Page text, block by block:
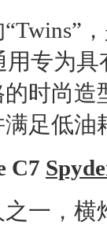
，
用专为具
时尚
足低油
C7
一，横